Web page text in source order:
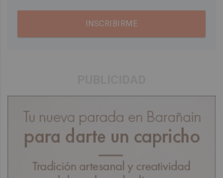
INSCRIBIRME